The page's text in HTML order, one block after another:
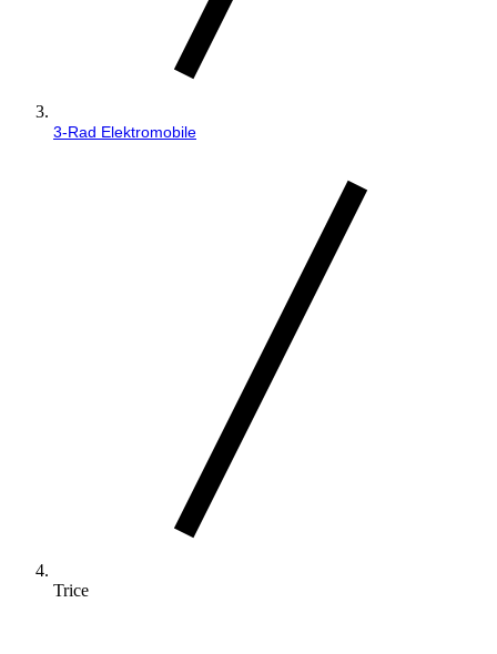
3-Rad Elektromobile
Trice